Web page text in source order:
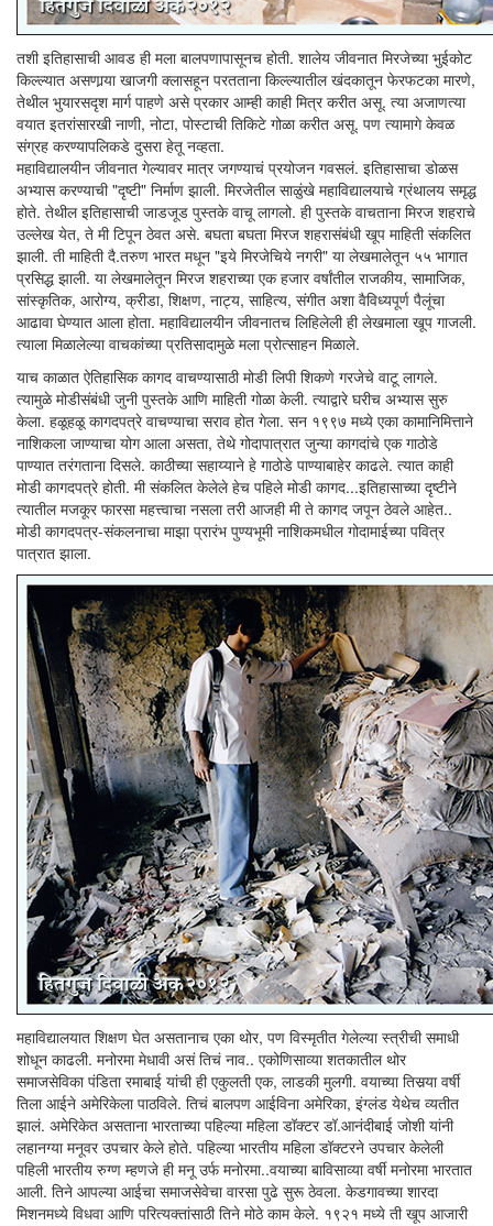
तशी इतिहासाची आवड ही मला बालपणापासूनच होती. शालेय जीवनात मिरजेच्या भुईकोट
किल्ल्यात असणार्‍या खाजगी क्लासहून परतताना किल्ल्यातील खंदकातून फेरफटका मारणे,
तेथील भुयारसदृश मार्ग पाहणे असे प्रकार आम्ही काही मित्र करीत असू. त्या अजाणत्या
वयात इतरांसारखी नाणी, नोटा, पोस्टाची तिकिटे गोळा करीत असू. पण त्यामागे केवळ
संग्रह करण्यापलिकडे दुसरा हेतू नव्हता.
महाविद्यालयीन जीवनात गेल्यावर मात्र जगण्याचं प्रयोजन गवसलं. इतिहासाचा डोळस
अभ्यास करण्याची "दृष्टी" निर्माण झाली. मिरजेतील साळुंखे महाविद्यालयाचे ग्रंथालय समृद्ध
होते. तेथील इतिहासाची जाडजूड पुस्तके वाचू लागलो. ही पुस्तके वाचताना मिरज शहराचे
उल्लेख येत, ते मी टिपून ठेवत असे. बघता बघता मिरज शहरासंबंधी खूप माहिती संकलित
झाली. ती माहिती दै.तरुण भारत मधून "इये मिरजेचिये नगरी" या लेखमालेतून ५५ भागात
प्रसिद्ध झाली. या लेखमालेतून मिरज शहराच्या एक हजार वर्षांतील राजकीय, सामाजिक,
सांस्कृतिक, आरोग्य, क्रीडा, शिक्षण, नाट्य, साहित्य, संगीत अशा वैविध्यपूर्ण पैलूंचा
आढावा घेण्यात आला होता. महाविद्यालयीन जीवनातच लिहिलेली ही लेखमाला खूप गाजली.
त्याला मिळालेल्या वाचकांच्या प्रतिसादामुळे मला प्रोत्साहन मिळाले.
याच काळात ऐतिहासिक कागद वाचण्यासाठी मोडी लिपी शिकणे गरजेचे वाटू लागले.
त्यामुळे मोडीसंबंधी जुनी पुस्तके आणि माहिती गोळा केली. त्याद्वारे घरीच अभ्यास सुरु
केला. हळूहळू कागदपत्रे वाचण्याचा सराव होत गेला. सन १९९७ मध्ये एका कामानिमित्ताने
नाशिकला जाण्याचा योग आला असता, तेथे गोदापात्रात जुन्या कागदांचे एक गाठोडे
पाण्यात तरंगताना दिसले. काठीच्या सहाय्याने हे गाठोडे पाण्याबाहेर काढले. त्यात काही
मोडी कागदपत्रे होती. मी संकलित केलेले हेच पहिले मोडी कागद...इतिहासाच्या दृष्टीने
त्यातील मजकूर फारसा महत्त्वाचा नसला तरी आजही मी ते कागद जपून ठेवले आहेत..
मोडी कागदपत्र-संकलनाचा माझा प्रारंभ पुण्यभूमी नाशिकमधील गोदामाईच्या पवित्र
पात्रात झाला.
महाविद्यालयात शिक्षण घेत असतानाच एका थोर, पण विस्मृतीत गेलेल्या स्त्रीची समाधी
शोधून काढली. मनोरमा मेधावी असं तिचं नाव.. एकोणिसाव्या शतकातील थोर
समाजसेविका पंडिता रमाबाई यांची ही एकुलती एक, लाडकी मुलगी. वयाच्या तिसर्‍या वर्षी
तिला आईने अमेरिकेला पाठविले. तिचं बालपण आईविना अमेरिका, इंग्लंड येथेच व्यतीत
झालं. अमेरिकेत असताना भारताच्या पहिल्या महिला डॉक्टर डॉ.आनंदीबाई जोशी यांनी
लहानग्या मनूवर उपचार केले होते. पहिल्या भारतीय महिला डॉक्टरने उपचार केलेली
पहिली भारतीय रुग्ण म्हणजे ही मनू उर्फ मनोरमा..वयाच्या बाविसाव्या वर्षी मनोरमा भारतात
आली. तिने आपल्या आईचा समाजसेवेचा वारसा पुढे सुरू ठेवला. केडगावच्या शारदा
मिशनमध्ये विधवा आणि परित्यक्तांसाठी तिने मोठे काम केले. १९२१ मध्ये ती खूप आजारी